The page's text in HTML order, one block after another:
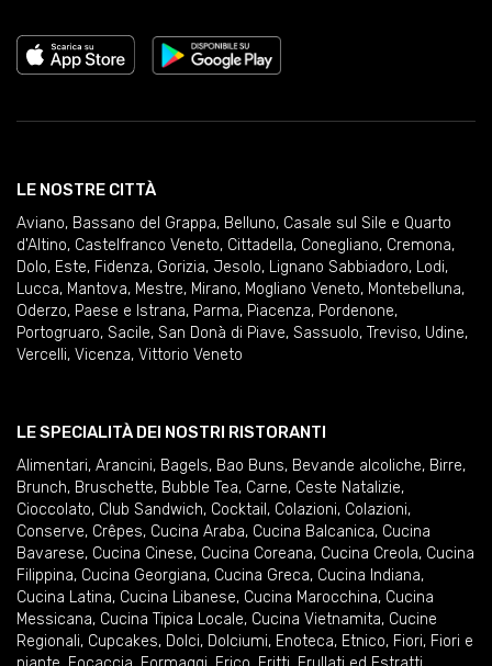
LE NOSTRE CITTÀ
Aviano, Bassano del Grappa, Belluno, Casale sul Sile e Quarto
d'Altino, Castelfranco Veneto, Cittadella, Conegliano, Cremona,
Dolo, Este, Fidenza, Gorizia, Jesolo, Lignano Sabbiadoro, Lodi,
Lucca, Mantova, Mestre, Mirano, Mogliano Veneto, Montebelluna,
Oderzo, Paese e Istrana, Parma, Piacenza, Pordenone,
Portogruaro, Sacile, San Donà di Piave, Sassuolo, Treviso, Udine,
Vercelli, Vicenza, Vittorio Veneto
LE SPECIALITÀ DEI NOSTRI RISTORANTI
Alimentari, Arancini, Bagels, Bao Buns, Bevande alcoliche, Birre,
Brunch, Bruschette, Bubble Tea, Carne, Ceste Natalizie,
Cioccolato, Club Sandwich, Cocktail , Colazioni, Colazioni,
Conserve, Crêpes, Cucina Araba, Cucina Balcanica, Cucina
Bavarese, Cucina Cinese, Cucina Coreana, Cucina Creola, Cucina
Filippina, Cucina Georgiana, Cucina Greca, Cucina Indiana,
Cucina Latina, Cucina Libanese, Cucina Marocchina, Cucina
Messicana, Cucina Tipica Locale, Cucina Vietnamita, Cucine
Regionali, Cupcakes, Dolci, Dolciumi, Enoteca, Etnico, Fiori, Fiori e